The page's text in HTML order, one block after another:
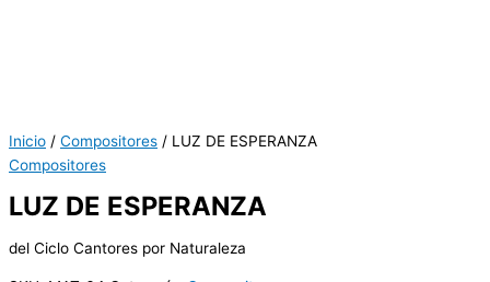
Inicio / Compositores / LUZ DE ESPERANZA
Compositores
LUZ DE ESPERANZA
del Ciclo Cantores por Naturaleza